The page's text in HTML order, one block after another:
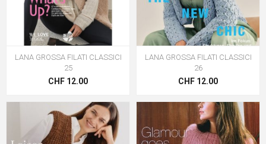
LANA GROSSA FILATI CLASSICI
25
CHF 12.00
LANA GROSSA FILATI CLASSICI
26
CHF 12.00